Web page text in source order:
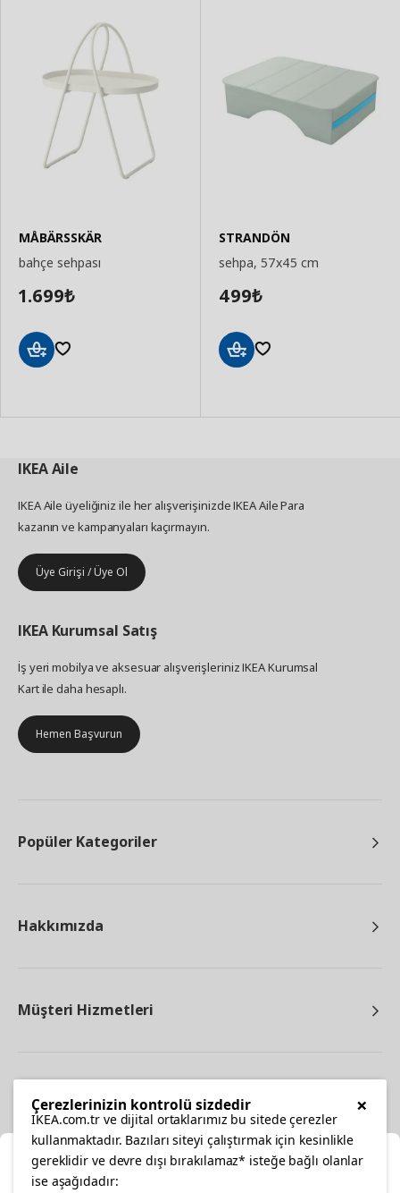
MÅBÄRSSKÄR
bahçe sehpası
1.699₺
STRANDÖN
sehpa, 57x45 cm
499₺
IKEAAile
IKEA Aile üyeliğiniz ile her alışverişinizde IKEA Aile Para
kazanın ve kampanyaları kaçırmayın.
Üye Girişi / Üye Ol
IKEA Kurumsal Satış
İş yeri mobilya ve aksesuar alışverişleriniz IKEA Kurumsal
Kart ile daha hesaplı.
Hemen Başvurun
Popüler Kategoriler
Hakkımızda
Müşteri Hizmetleri
×
Çerezlerinizin kontrolü sizdedir
IKEA.com.tr ve dijital ortaklarımız bu sitede çerezler
kullanmaktadır. Bazıları siteyi çalıştırmak için kesinlikle
gereklidir ve devre dışı bırakılamaz* isteğe bağlı olanlar
ise aşağıdadır: